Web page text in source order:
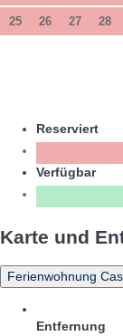
25 26 27 28
Reserviert
Verfügbar
Karte und
Ferienwohnung
Entfernung